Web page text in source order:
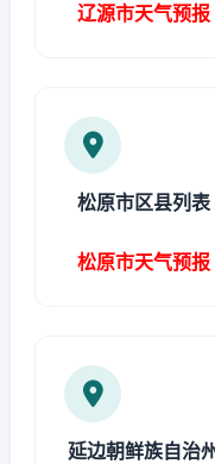
辽源市天气预报
松原市区县列表
松原市天气预报
延边朝鲜族自治